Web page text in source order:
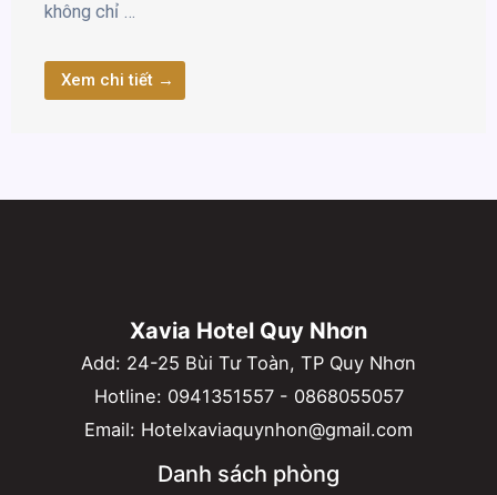
không chỉ …
Xem chi tiết →
Xavia Hotel Quy Nhơn
Add: 24-25 Bùi Tư Toàn, TP Quy Nhơn
Hotline: 0941351557- 0868055057
Email: Hotelxaviaquynhon@gmail.com
Danh sách phòng